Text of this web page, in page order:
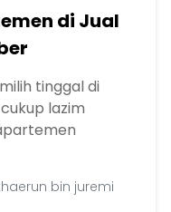
di Jual
tinggal di
lazim
bin juremi